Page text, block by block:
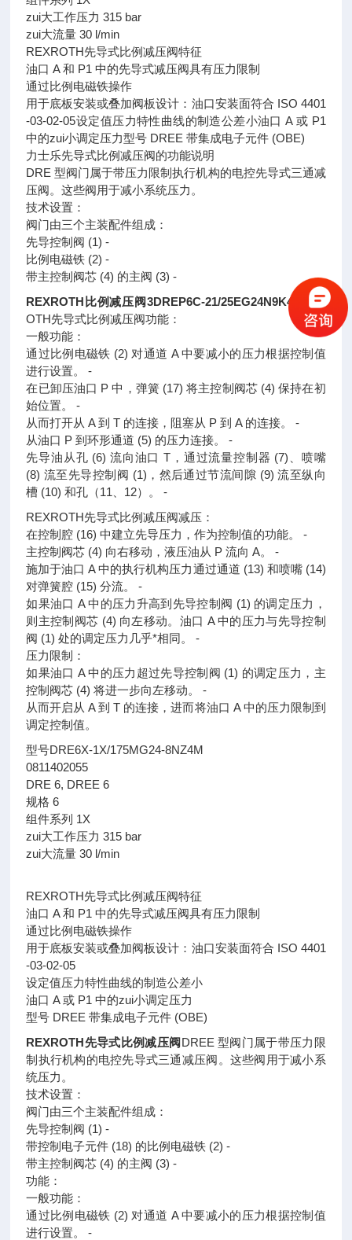
zui大工作压力 315 bar
zui大流量 30 l/min
REXROTH先导式比例减压阀特征
油口 A 和 P1 中的先导式减压阀具有压力限制
通过比例电磁铁操作
用于底板安装或叠加阀板设计：油口安装面符合 ISO 4401
-03-02-05设定值压力特性曲线的制造公差小油口 A 或 P1
中的zui小调定压力型号 DREE 带集成电子元件 (OBE)
力士乐先导式比例减压阀的功能说明
DRE 型阀门属于带压力限制执行机构的电控先导式三通减
压阀。这些阀用于减小系统压力。
技术设置：
阀门由三个主装配件组成：
先导控制阀 (1) ‐
比例电磁铁 (2) ‐
带主控制阀芯 (4) 的主阀 (3) ‐
REXROTH比例减压阀3DREP6C-21/25EG24N9K4
REXR
OTH先导式比例减压阀功能：
一般功能：
通过比例电磁铁 (2) 对通道 A 中要减小的压力根据控制值
进行设置。 ‐
在已卸压油口 P 中，弹簧 (17) 将主控制阀芯 (4) 保持在初
始位置。 ‐
从而打开从 A 到 T 的连接，阻塞从 P 到 A 的连接。 ‐
从油口 P 到环形通道 (5) 的压力连接。 ‐
先导油从孔 (6) 流向油口 T，通过流量控制器 (7)、喷嘴
(8) 流至先导控制阀 (1)，然后通过节流间隙 (9) 流至纵向
槽 (10) 和孔（11、12）。 ‐
REXROTH先导式比例减压阀减压：
在控制腔 (16) 中建立先导压力，作为控制值的功能。 ‐
主控制阀芯 (4) 向右移动，液压油从 P 流向 A。 ‐
施加于油口 A 中的执行机构压力通过通道 (13) 和喷嘴 (14)
对弹簧腔 (15) 分流。 ‐
如果油口 A 中的压力升高到先导控制阀 (1) 的调定压力，
则主控制阀芯 (4) 向左移动。油口 A 中的压力与先导控制
阀 (1) 处的调定压力几乎*相同。 ‐
压力限制：
如果油口 A 中的压力超过先导控制阀 (1) 的调定压力，主
控制阀芯 (4) 将进一步向左移动。 ‐
从而开启从 A 到 T 的连接，进而将油口 A 中的压力限制到
调定控制值。
型号DRE6X-1X/175MG24-8NZ4M
0811402055
DRE 6, DREE 6
规格 6
组件系列 1X
zui大工作压力 315 bar
zui大流量 30 l/min
REXROTH先导式比例减压阀特征
油口 A 和 P1 中的先导式减压阀具有压力限制
通过比例电磁铁操作
用于底板安装或叠加阀板设计：油口安装面符合 ISO 4401
-03-02-05
设定值压力特性曲线的制造公差小
油口 A 或 P1 中的zui小调定压力
型号 DREE 带集成电子元件 (OBE)
REXROTH先导式比例减压阀DREE 型阀门属于带压力限
制执行机构的电控先导式三通减压阀。这些阀用于减小系
统压力。
技术设置：
阀门由三个主装配件组成：
先导控制阀 (1) ‐
带控制电子元件 (18) 的比例电磁铁 (2) ‐
带主控制阀芯 (4) 的主阀 (3) ‐
功能：
一般功能：
通过比例电磁铁 (2) 对通道 A 中要减小的压力根据控制值
进行设置。 ‐